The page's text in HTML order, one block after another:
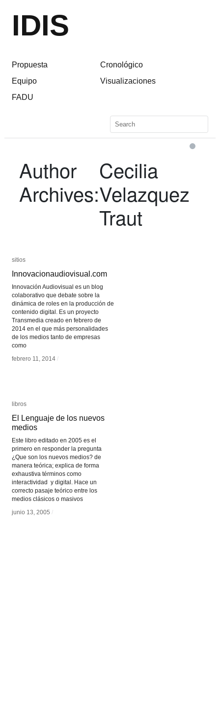
IDIS
Propuesta
Equipo
FADU
Cronológico
Visualizaciones
Author
Archives:
Cecilia
Velazquez
Traut
sitios
Innovacionaudiovisual.com
Innovación Audiovisual es un blog
colaborativo que debate sobre la
dinámica de roles en la producción de
contenido digital. Es un proyecto
Transmedia creado en febrero de
2014 en el que más personalidades
de los medios tanto de empresas
como
febrero 11, 2014 /
sitios
Innovacionaudiovisual.com
febrero 11, 2014 /
libros
El Lenguaje de los nuevos
medios
Este libro editado en 2005 es el
primero en responder la pregunta
¿Que son los nuevos medios? de
manera teórica; explica de forma
exhaustiva términos como
interactividad y digital. Hace un
correcto pasaje teórico entre los
medios clásicos o masivos
junio 13, 2005 /
libros
El Lenguaje de los nuevos
medios
junio 13, 2005 /